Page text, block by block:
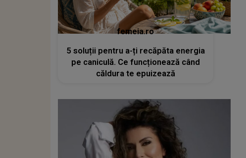
femeia.ro
5 soluții pentru a-ți recăpăta energia
pe caniculă. Ce funcționează când
căldura te epuizează